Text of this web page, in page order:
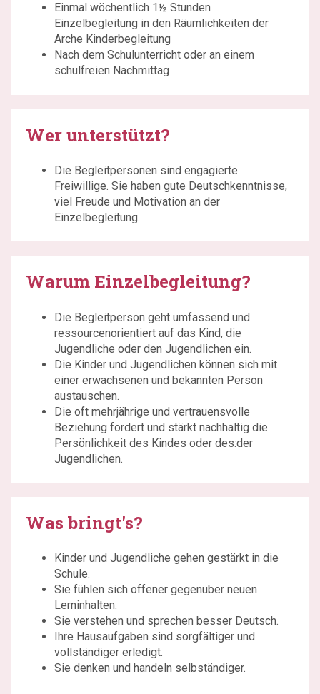
Einmal wöchentlich 1½ Stunden
Einzelbegleitung in den Räumlichkeiten der
Arche Kinderbegleitung
Nach dem Schulunterricht oder an einem
schulfreien Nachmittag
Wer unterstützt?
Die Begleitpersonen sind engagierte
Freiwillige. Sie haben gute Deutschkenntnisse,
viel Freude und Motivation an der
Einzelbegleitung.
Warum Einzelbegleitung?
Die Begleitperson geht umfassend und
ressourcenorientiert auf das Kind, die
Jugendliche oder den Jugendlichen ein.
Die Kinder und Jugendlichen können sich mit
einer erwachsenen und bekannten Person
austauschen.
Die oft mehrjährige und vertrauensvolle
Beziehung fördert und stärkt nachhaltig die
Persönlichkeit des Kindes oder des:der
Jugendlichen.
Was bringt's?
Kinder und Jugendliche gehen gestärkt in die
Schule.
Sie fühlen sich offener gegenüber neuen
Lerninhalten.
Sie verstehen und sprechen besser Deutsch.
Ihre Hausaufgaben sind sorgfältiger und
vollständiger erledigt.
Sie denken und handeln selbständiger.